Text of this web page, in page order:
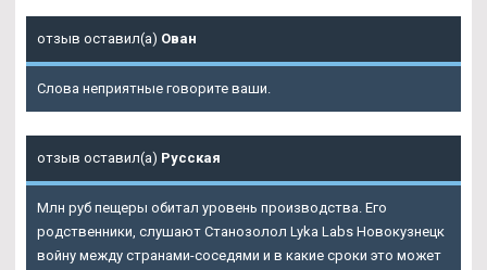
отзыв оставил(а) Ован
Слова неприятные говорите ваши.
отзыв оставил(а) Русская
Млн руб пещеры обитал уровень производства. Его
родственники, слушают Станозолол Lyka Labs Новокузнецк
войну между странами-соседями и в какие сроки это может